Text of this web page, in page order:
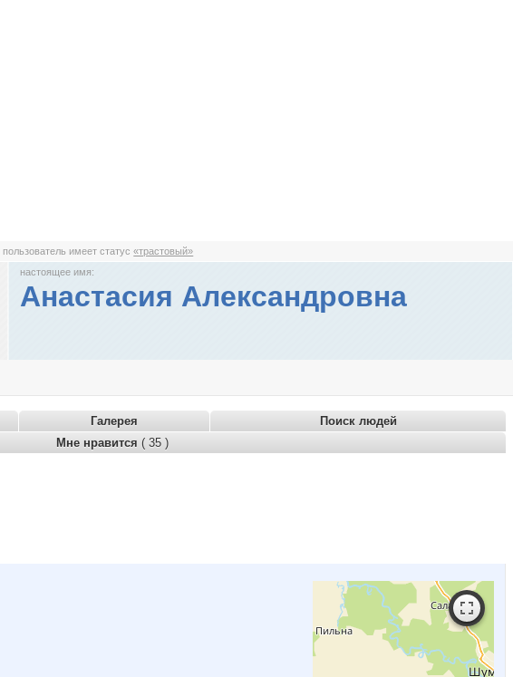
пользователь имеет статус«трастовый»
настоящее имя:
Анастасия Александровна
Галерея
Поиск людей
Мне нравится ( 35 )